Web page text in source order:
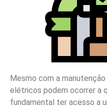
Mesmo com a
elétricos podem ocorrer a
fundamental ter acesso a